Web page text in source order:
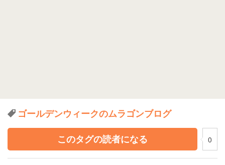
ゴールデンウィークのムラゴンブログ
このタグの読者になる
0